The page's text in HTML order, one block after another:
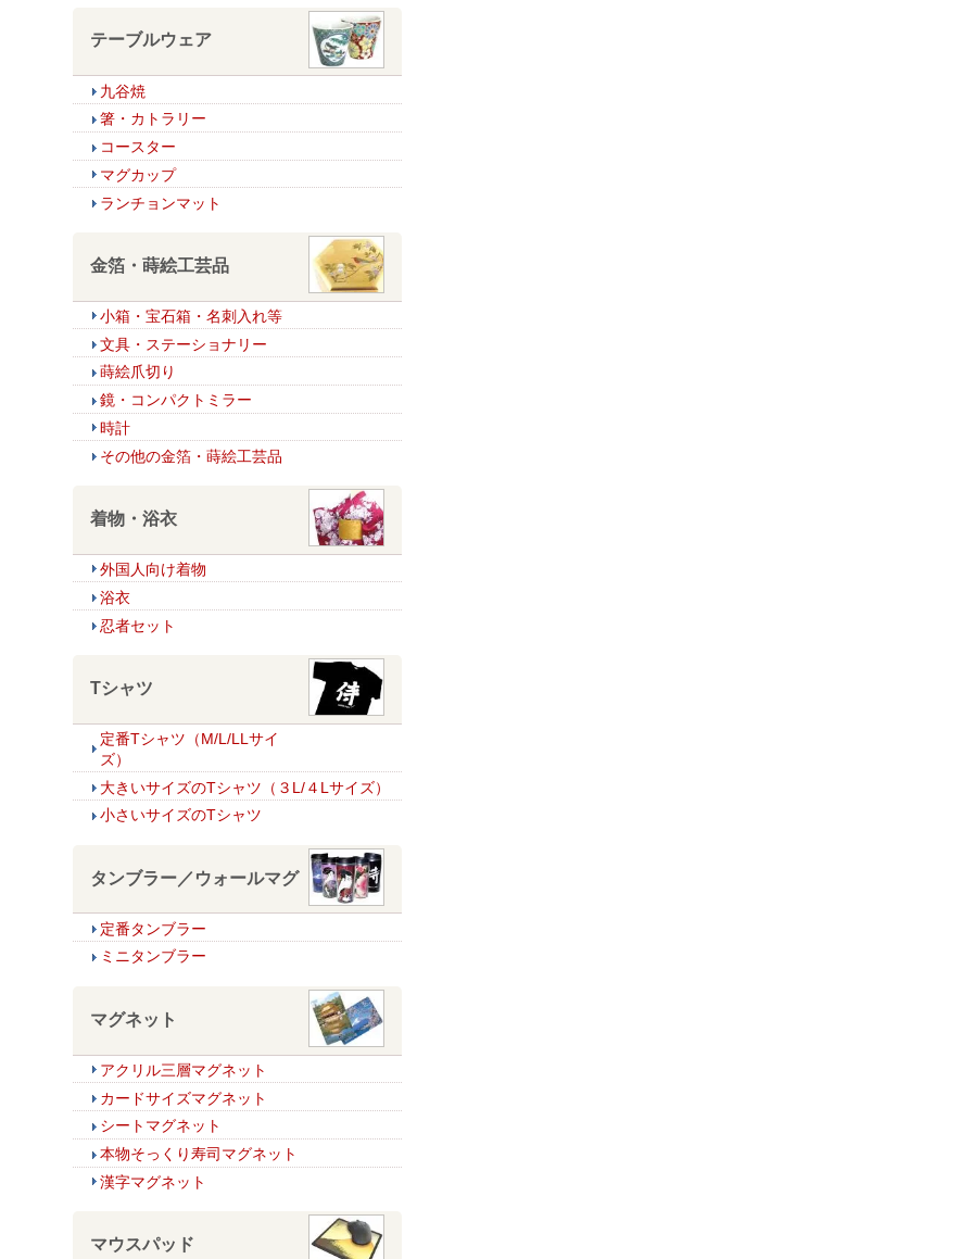
テーブルウェア
九谷焼
箸・カトラリー
コースター
マグカップ
ランチョンマット
金箔・蒔絵工芸品
小箱・宝石箱・名刺入れ等
文具・ステーショナリー
蒔絵爪切り
鏡・コンパクトミラー
時計
その他の金箔・蒔絵工芸品
着物・浴衣
外国人向け着物
浴衣
忍者セット
Tシャツ
定番Tシャツ（M/L/LLサイ
ズ）
大きいサイズのTシャツ（３L/４Lサイズ）
小さいサイズのTシャツ
タンブラー／ウォールマグ
定番タンブラー
ミニタンブラー
マグネット
アクリル三層マグネット
カードサイズマグネット
シートマグネット
本物そっくり寿司マグネット
漢字マグネット
マウスパッド